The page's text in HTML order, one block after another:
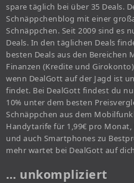
spare täglich bei über 35 Deals.
Schnäppchenblog mit einer
Schnäppchen. Seit 2009 sind es
Deals. In den täglichen Deals
besten Deals aus den Bereichen
Finanzen (Kredite und
wenn DealGott auf der Jagd ist
findet. Bei DealGott findest du
10% unter dem besten
Schnäppchen aus dem
Handytarife für 1,99€ pro
und auch Smartphones zu
mehr wartet bei DealGott auf
… unkompliziert